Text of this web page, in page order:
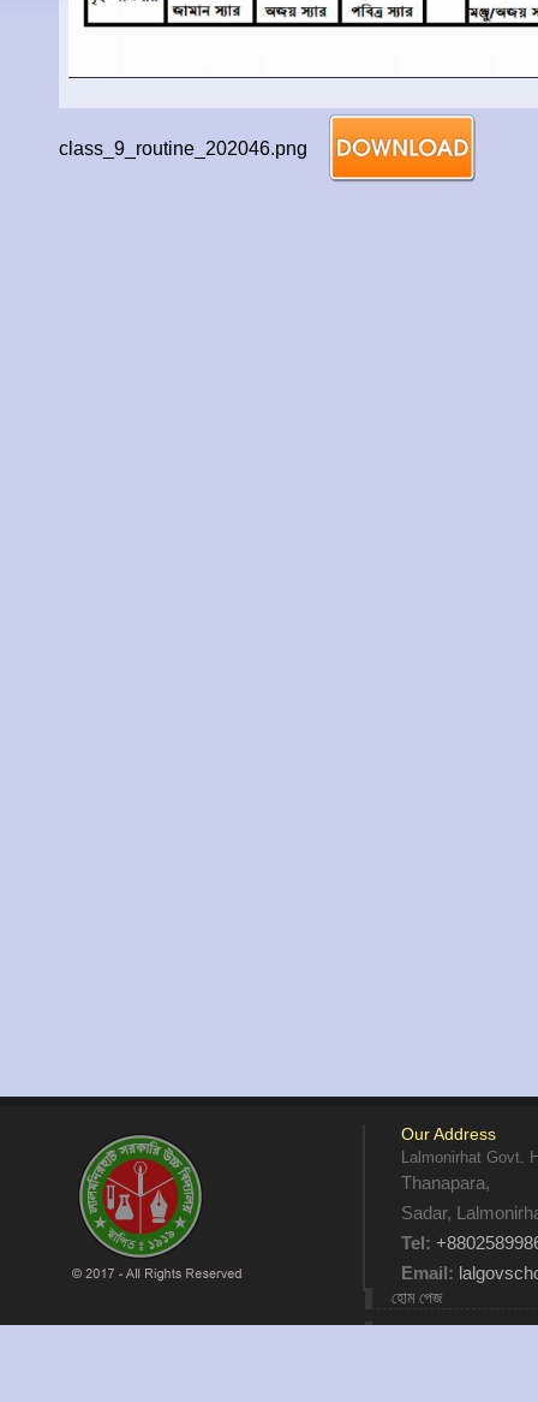
class_9_routine_202046.png
Our Address
Lalmonirhat Govt.
Thanapara,
Sadar,
Tel:
Email:
হোম পেজ